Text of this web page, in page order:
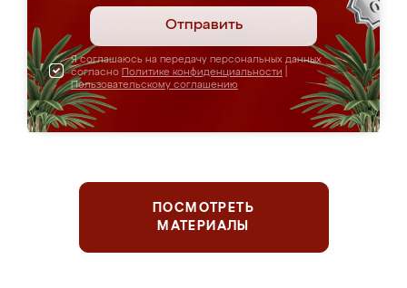
Отправить
Я соглашаюсь на передачу персональных данных
согласно Политике конфиденциальности
Пользовательскому соглашению
ПОСМОТРЕТЬ
МАТЕРИАЛЫ